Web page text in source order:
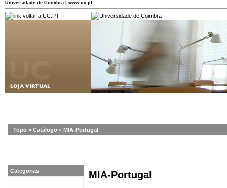
Universidade de Coimbra | www.uc.pt
Topo » Catálogo » MIA-Portugal
MIA-Portugal
Categorias